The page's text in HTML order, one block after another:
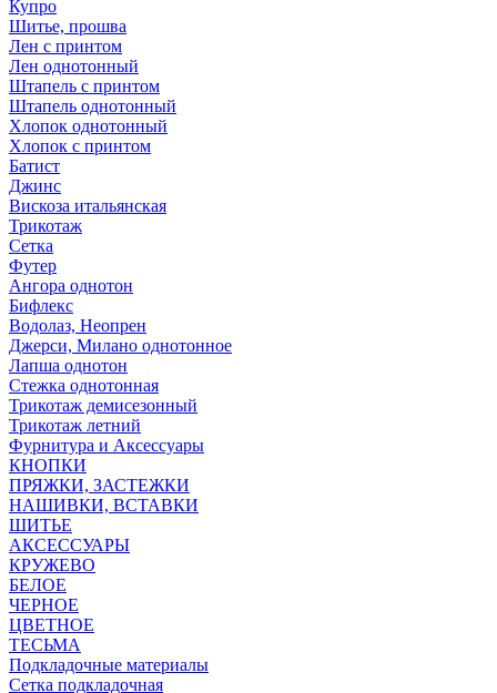
Купро
Шитье, прошва
Лен с принтом
Лен однотонный
Штапель с принтом
Штапель однотонный
Хлопок однотонный
Хлопок с принтом
Батист
Джинс
Вискоза итальянская
Трикотаж
Сетка
Футер
Ангора однотон
Бифлекс
Водолаз, Неопрен
Джерси, Милано однотонное
Лапша однотон
Стежка однотонная
Трикотаж демисезонный
Трикотаж летний
Фурнитура и Аксессуары
КНОПКИ
ПРЯЖКИ, ЗАСТЕЖКИ
НАШИВКИ, ВСТАВКИ
ШИТЬЕ
АКСЕССУАРЫ
КРУЖЕВО
БЕЛОЕ
ЧЕРНОЕ
ЦВЕТНОЕ
ТЕСЬМА
Подкладочные материалы
Сетка подкладочная